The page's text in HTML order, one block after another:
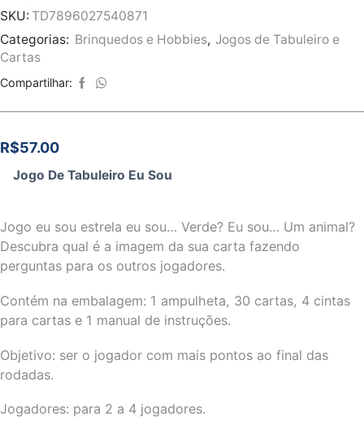
SKU: TD7896027540871
Categorias: Brinquedos e Hobbies, Jogos de Tabuleiro e
Cartas
Compartilhar:
R$57.00
Jogo De Tabuleiro Eu Sou
Jogo eu sou estrela eu sou… Verde? Eu sou… Um animal?
Descubra qual é a imagem da sua carta fazendo
perguntas para os outros jogadores.
Contém na embalagem: 1 ampulheta, 30 cartas, 4 cintas
para cartas e 1 manual de instruções.
Objetivo: ser o jogador com mais pontos ao final das
rodadas.
Jogadores: para 2 a 4 jogadores.